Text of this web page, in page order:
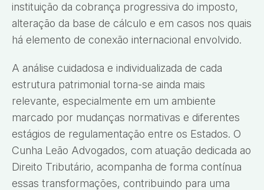
instituição da cobrança progressiva do imposto,
alteração da base de cálculo e em casos nos quais
há elemento de conexão internacional envolvido.
A análise cuidadosa e individualizada de cada
estrutura patrimonial torna-se ainda mais
relevante, especialmente em um ambiente
marcado por mudanças normativas e diferentes
estágios de regulamentação entre os Estados. O
Cunha Leão Advogados, com atuação dedicada ao
Direito Tributário, acompanha de forma contínua
essas transformações, contribuindo para uma